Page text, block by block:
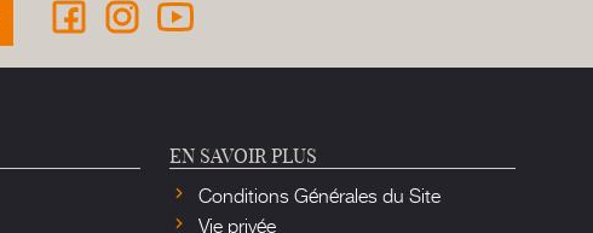
EN SAVOIR PLUS
Conditions Générales du Site
Vie privée